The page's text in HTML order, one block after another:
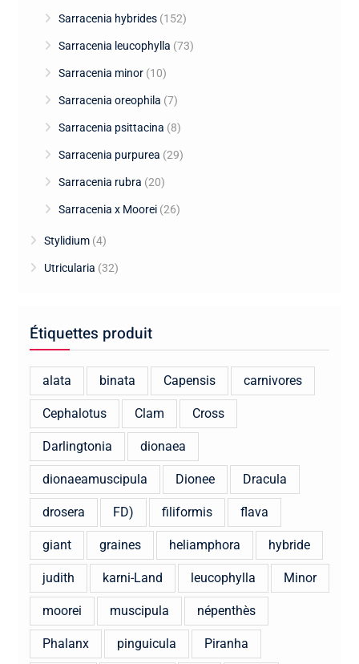
Sarracenia hybrides (152)
Sarracenia leucophylla (73)
Sarracenia minor (10)
Sarracenia oreophila (7)
Sarracenia psittacina (8)
Sarracenia purpurea (29)
Sarracenia rubra (20)
Sarracenia x Moorei (26)
Stylidium (4)
Utricularia (32)
Étiquettes produit
alata binata Capensis carnivores
Cephalotus Clam Cross
Darlingtonia dionaea
dionaeamuscipula Dionee Dracula
drosera FD) filiformis flava
giant graines heliamphora hybride
judith karni-Land leucophylla Minor
moorei muscipula népenthès
Phalanx pinguicula Piranha